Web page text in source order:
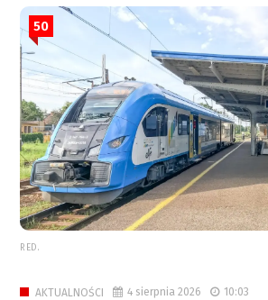
50
RED.
AKTUALNOŚCI 4 sierpnia 2026 10:03